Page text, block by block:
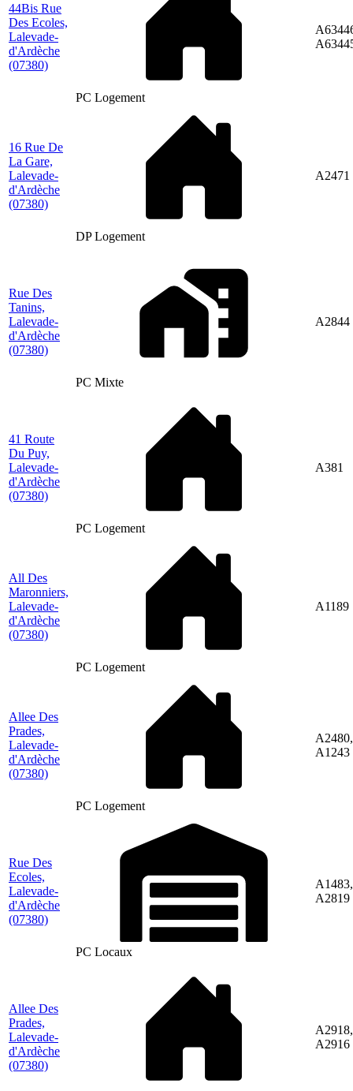
44Bis Rue
Des Ecoles,
Lalevade-
d'Ardèche
(07380)
PC Logement
16 Rue De
La Gare,
Lalevade-
d'Ardèche
(07380)
DP Logement
A2471
Rue Des
Tanins,
Lalevade-
d'Ardèche
(07380)
PC Mixte
A2844
41 Route
Du Puy,
Lalevade-
d'Ardèche
(07380)
PC Logement
A381
All Des
Maronniers,
Lalevade-
d'Ardèche
(07380)
PC Logement
A1189
Allee Des
Prades,
Lalevade-
d'Ardèche
(07380)
PC Logement
A2480,
A1243
Rue Des
Ecoles,
Lalevade-
d'Ardèche
(07380)
PC Locaux
A1483,
A2819
Allee Des
Prades,
Lalevade-
d'Ardèche
(07380)
A2918,
A2916